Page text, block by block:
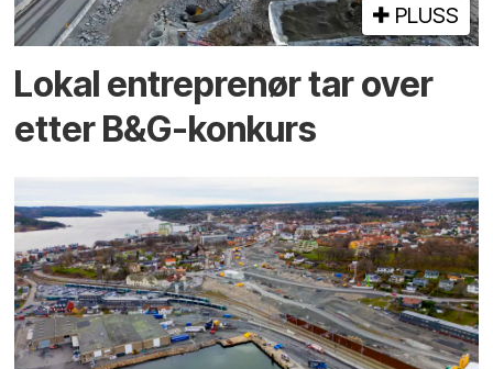
PLUSS
Lokal entreprenør tar over
etter B&G-konkurs